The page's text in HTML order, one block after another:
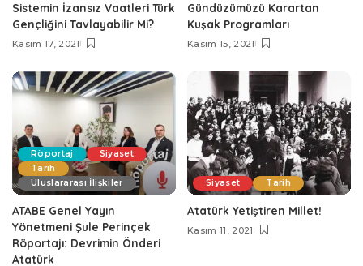
Sistemin İzansız Vaatleri Türk
Gençliğini Tavlayabilir Mi?
Kasım 17, 2021
Gündüzümüzü Karartan
Kuşak Programları
Kasım 15, 2021
Röportaj
Siyaset
Tarih
Uluslararası İlişkiler
ATABE Genel Yayın
Yönetmeni Şule Perinçek
Röportajı: Devrimin Önderi
Atatürk
Siyaset Tarih
Atatürk Yetiştiren Millet!
Kasım 11, 2021